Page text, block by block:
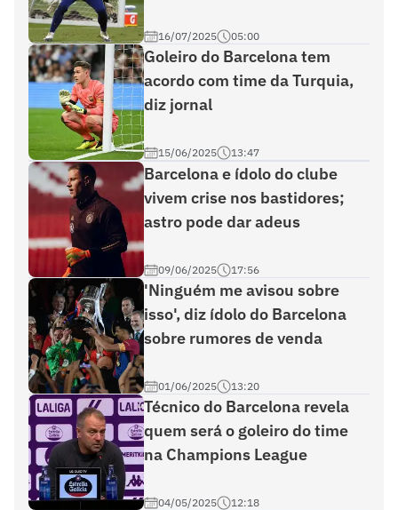
16/07/2025 05:00
Goleiro do Barcelona tem
acordo com time da Turquia,
diz jornal
15/06/2025 13:47
Barcelona e ídolo do clube
vivem crise nos bastidores;
astro pode dar adeus
09/06/2025 17:56
'Ninguém me avisou sobre
isso', diz ídolo do Barcelona
sobre rumores de venda
01/06/2025 13:20
Técnico do Barcelona revela
quem será o goleiro do time
na Champions League
04/05/2025 12:18